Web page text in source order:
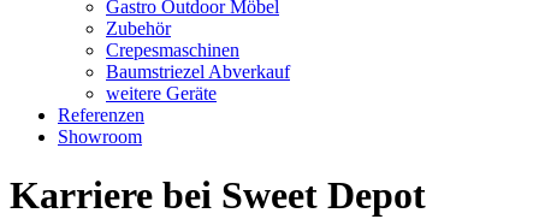
Gastro Outdoor Möbel
Zubehör
Crepesmaschinen
Baumstriezel Abverkauf
weitere Geräte
Referenzen
Showroom
Karriere bei Sweet Depot